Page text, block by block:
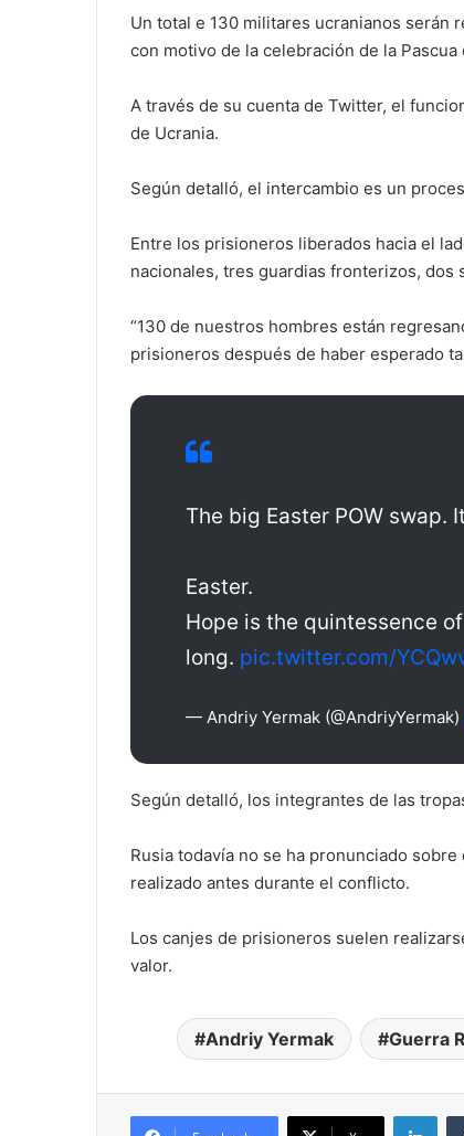
Un total e 130 militares ucranianos serán
con motivo de la celebración de la
A través de su cuenta de Twitter, el
de Ucrania.
Según detalló, el intercambio es un
Entre los prisioneros liberados hacia el
nacionales, tres guardias fronterizos, dos
“130 de nuestros hombres están
prisioneros después de haber esperado
The big Easter POW
Easter.
Hope is the quintessence
long. pic.twitter.com/
— Andriy Yermak (@AndriyYermak)
Según detalló, los integrantes de las
Rusia todavía no se ha pronunciado
realizado antes durante el conflicto.
Los canjes de prisioneros suelen
valor.
Andriy Yermak Guerra